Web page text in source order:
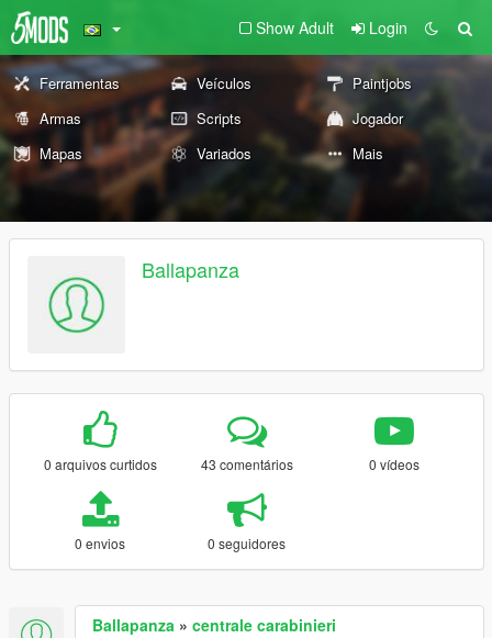
Show Adult Login
Ferramentas Veículos
Paintjobs
Armas
Scripts
Jogador
Mapas
Variados Mais
Ballapanza
0 arquivos curtidos 43 comentários 0 vídeos
0 envios 0 seguidores
Ballapanza » centrale carabinieri